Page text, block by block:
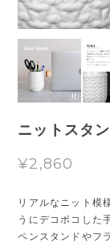
ニットスタ
¥2,860
リアルなニット模
うにデコボコした
ペンスタンドやフ